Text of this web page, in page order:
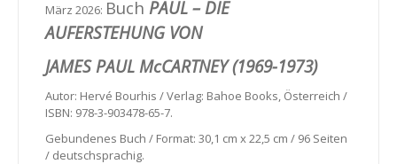
März 2026: Buch PAUL – DIE
AUFERSTEHUNG VON
JAMES PAUL McCARTNEY (1969-1973)
Autor: Hervé Bourhis / Verlag: Bahoe Books, Österreich /
ISBN: 978-3-903478-65-7.
Gebundenes Buch / Format: 30,1 cm x 22,5 cm / 96 Seiten
/ deutschsprachig.